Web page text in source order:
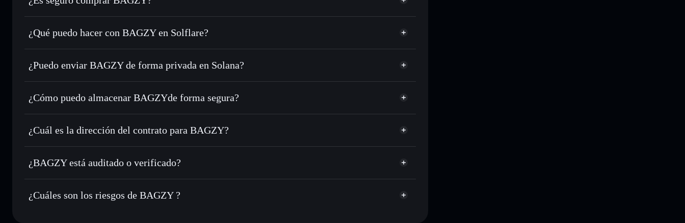
BAGZY no está verificado
¿Qué puedo hacer con BAGZY en Solflare?
BAGZY
cartera de Solflare
Intercambiar al instante: operar con BAGZY para SOL, USDC o miles de otros tokens de Solana con
Utilizar DCA: promedio de coste en dólares en BAGZY a lo largo del tiempo
Enviar de forma privada: transferir BAGZY sin vincular públicamente las carteras usando el agregador de
privacidad integrado de Solflare
Holdear de forma segura: almacenar BAGZY en una cartera sin custodia donde tú controla tus claves privadas
¿Puedo enviar BAGZY de forma privada en Solana?
agregador de privacidad
¿Cómo puedo almacenar BAGZYde forma segura?
BAGZY cartera sin custodia Solflare
¿Cuál es la dirección del contrato para BAGZY?
BAGZY
FnffULQnmykXKT4LUpusSHoJtFxJzNj3WWp4iBMfF777
cartera Solflare
¿BAGZY está auditado o verificado?
BAGZY no está verificado actualmente
¿Cuáles son los riesgos de BAGZY ?